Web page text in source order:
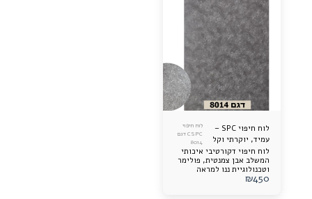
לוח חיפוי SPC –
עמיד, יוקרתי וקל
להתקנה
לוח חיפוי
CSPC דגם
8014
לוח חיפוי דקורטיבי איכותי
המשלב אבן צמנטית, פולימר
וטכנולוגיית ננו למראה
יוקרתי, עמידות גבוהה וקלות
₪450